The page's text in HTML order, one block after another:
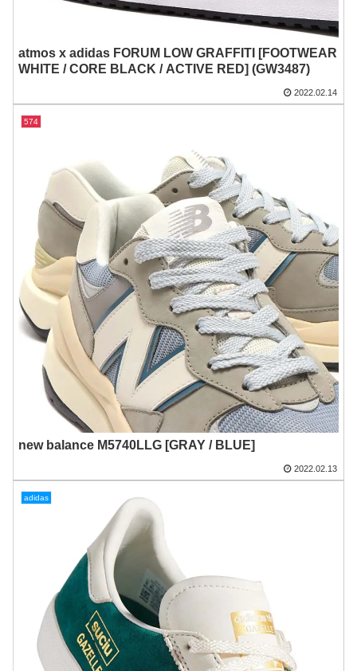
atmos x adidas FORUM LOW GRAFFITI [FOOTWEAR
WHITE / CORE BLACK / ACTIVE RED] (GW3487)
2022.02.14
574
new balance M5740LLG [GRAY / BLUE]
2022.02.13
adidas